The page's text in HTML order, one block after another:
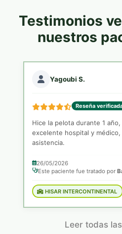
Testimonios
nuestros
Yagoubi S.
Reseña
Hice la pelota durante 1
excelente hospital y
asistencia.
26/05/2026
Este paciente fue tratado por
HISAR INTERCONTINENTAL
Leer todas